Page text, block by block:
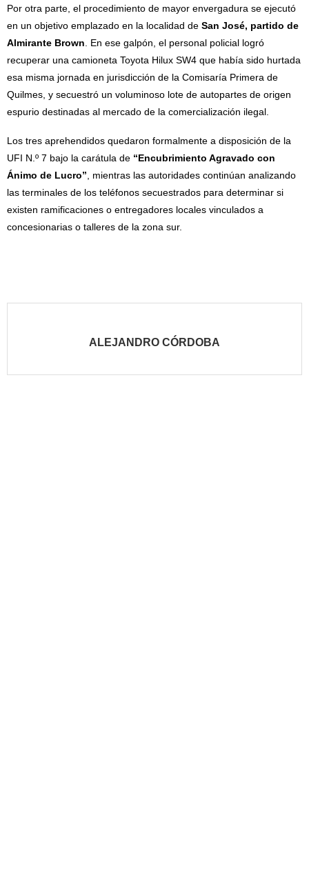
Por otra parte, el procedimiento de mayor envergadura se ejecutó
en un objetivo emplazado en la localidad de San José, partido de
Almirante Brown . En ese galpón, el personal policial logró
recuperar una camioneta Toyota Hilux SW4 que había sido hurtada
esa misma jornada en jurisdicción de la Comisaría Primera de
Quilmes, y secuestró un voluminoso lote de autopartes de origen
espurio destinadas al mercado de la comercialización ilegal.
Los tres aprehendidos quedaron formalmente a disposición de la
UFI N.º 7 bajo la carátula de “Encubrimiento Agravado con
Ánimo de Lucro” , mientras las autoridades continúan analizando
las terminales de los teléfonos secuestrados para determinar si
existen ramificaciones o entregadores locales vinculados a
concesionarias o talleres de la zona sur.
ALEJANDRO CÓRDOBA